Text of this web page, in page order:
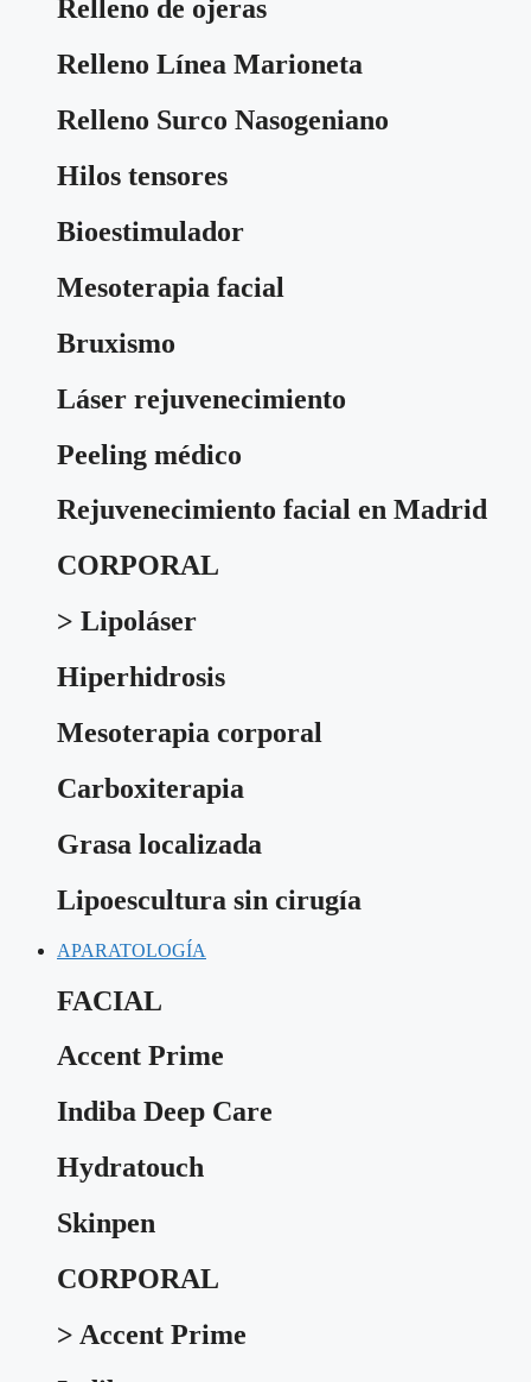
Relleno de ojeras
Relleno Línea Marioneta
Relleno Surco Nasogeniano
Hilos tensores
Bioestimulador
Mesoterapia facial
Bruxismo
Láser rejuvenecimiento
Peeling médico
Rejuvenecimiento facial en Madrid
CORPORAL
> Lipoláser
Hiperhidrosis
Mesoterapia corporal
Carboxiterapia
Grasa localizada
Lipoescultura sin cirugía
APARATOLOGÍA
FACIAL
Accent Prime
Indiba Deep Care
Hydratouch
Skinpen
CORPORAL
> Accent Prime